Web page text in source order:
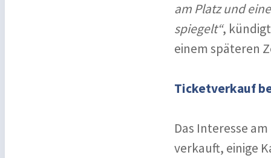
am Platz und
spiegelt“,
einem späteren
Ticketverkauf
Das Interesse
verkauft, einige